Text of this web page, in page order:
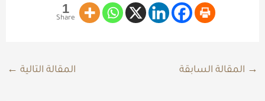
1
Share
→ المقالة السابقة المقالة التالية ←